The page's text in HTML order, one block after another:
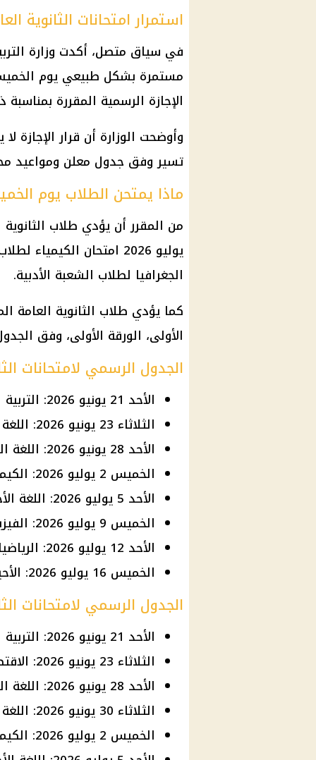
استمرار امتحانات الثانوية
الإجازة الرسمية المقررة بمناسبة ذكرى
وأوضحت الوزارة أن قرار الإجازة
تسير وفق جدول معلن ومواعيد
ماذا يمتحن الطلاب يوم
يوليو 2026 امتحان
الجغرافيا لطلاب الشعبة الأدبية.
كما يؤدي طلاب الثانوية العامة
الأولى، الورقة الأولى، وفق
الجدول الرسمي لامتحانات الثانوية العامة
الأحد 21 يونيو 2026: التربية الدينية والتربية الوطنية.
الثلاثاء 23 يونيو 2026: اللغة الأجنبية الثانية.
الأحد 28 يونيو 2026: اللغة العربية.
الخميس 2 يوليو 2026: الكيمياء والجغرافيا.
الأحد 5 يوليو 2026: اللغة الأجنبية الأولى.
الخميس 9 يوليو 2026: الفيزياء والتاريخ.
الأحد 12 يوليو 2026: الرياضيات البحتة.
الخميس 16 يوليو 2026: الأحياء والرياضيات التطبيقية والإحصاء.
الجدول الرسمي لامتحانات الثانوية العامة
الأحد 21 يونيو 2026: التربية الدينية والتربية الوطنية.
الثلاثاء 23 يونيو 2026: الاقتصاد والإحصاء.
الأحد 28 يونيو 2026: اللغة العربية.
الثلاثاء 30 يونيو 2026: اللغة الأجنبية الثانية.
الخميس 2 يوليو 2026: الكيمياء والجغرافيا.